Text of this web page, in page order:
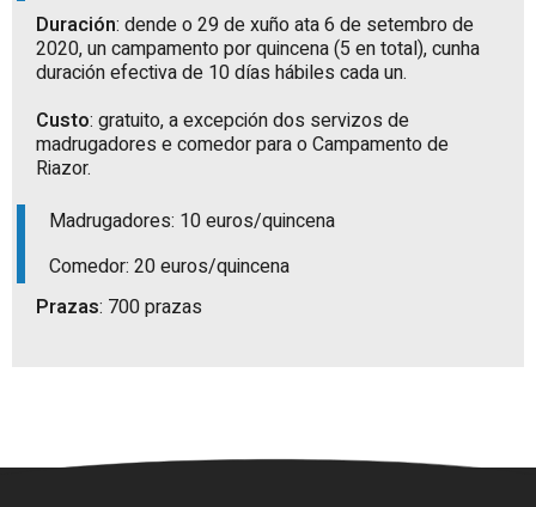
Duración: dende o 29 de xuño ata 6 de setembro de
2020, un campamento por quincena (5 en total), cunha
duración efectiva de 10 días hábiles cada un.
Custo: gratuito, a excepción dos servizos de
madrugadores e comedor para o Campamento de
Riazor.
Madrugadores: 10 euros/quincena
Comedor: 20 euros/quincena
Prazas: 700 prazas